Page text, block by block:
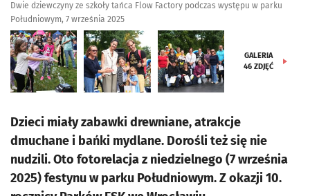
Dwie dziewczyny ze szkoły tańca Flow Factory podczas występu w parku
Południowym, 7 września 2025
GALERIA
46 ZDJĘĆ
Dzieci miały zabawki drewniane, atrakcje
dmuchane i bańki mydlane. Dorośli też się nie
nudzili. Oto fotorelacja z niedzielnego (7 września
2025) festynu w parku Południowym. Z okazji 10.